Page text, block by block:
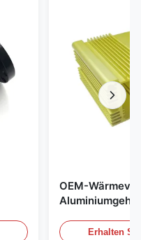
OEM-
Erhalten